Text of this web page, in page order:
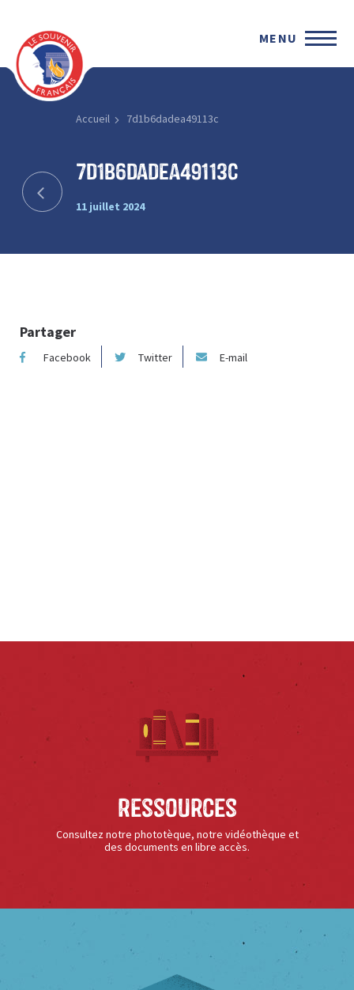
MENU
Accueil 7d1b6dadea49113c
7d1b6dadea49113c
11 juillet 2024
Partager
Facebook Twitter E-mail
Ressources
Consultez notre phototèque, notre vidéothèque et
des documents en libre accès.